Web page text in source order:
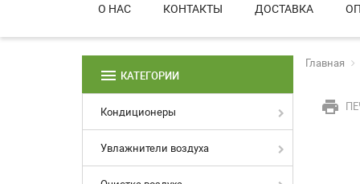
О НАС КОНТАКТЫ ДОСТАВКА
menu КАТЕГОРИИ
Кондиционеры
Увлажнители воздуха
Главная
print